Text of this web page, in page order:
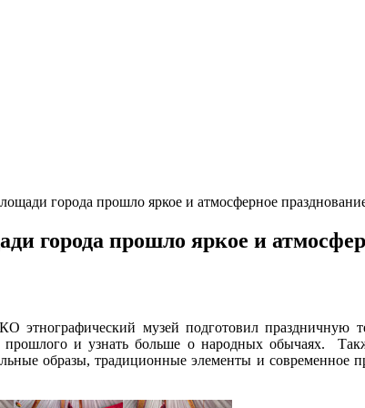
города прошло яркое и атмосферное
города прошло яркое и
этнографический музей подготовил праздничную
прошлого и узнать больше о народных обычаях.
образы, традиционные элементы и современное